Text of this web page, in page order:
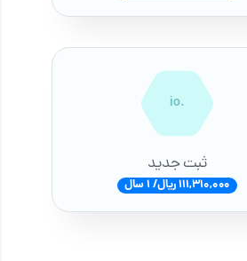
.io
ثبت جدید
111,310,000 ریال/ 1 سال